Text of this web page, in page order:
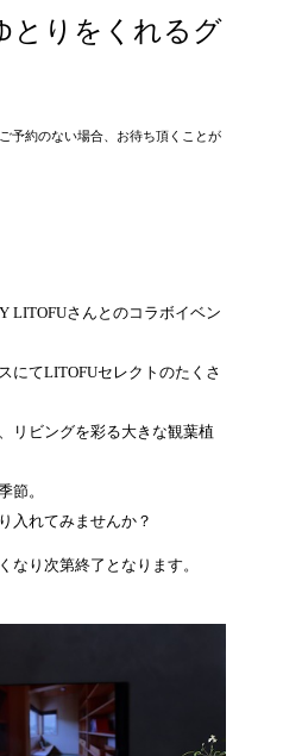
とりをくれるグ
約のない場合、お待ち頂くことが
LITOFUさんとのコラボイベン
にてLITOFUセレクトのたくさ
リビングを彩る大きな観葉植
節。
入れてみませんか？
り次第終了となります。